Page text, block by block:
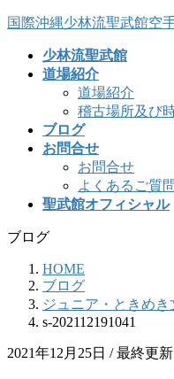
コ
ナ
国際沖縄少林流聖武館空
少林流聖武館
道場紹介
道場紹介
稽古場所及び
ブログ
お問合せ
お問合せ
よくあるご質問
聖武館オフィシャル
ブログ
HOME
ブログ
ジュニア・ときめき
s-202112191041
2021年12月25日 / 最終更